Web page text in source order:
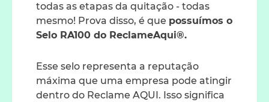
todas as etapas da quitação - todas
mesmo! Prova disso, é que possuímos o
Selo RA100 do ReclameAqui®.
Esse selo representa a reputação
máxima que uma empresa pode atingir
dentro do Reclame AQUI. Isso significa